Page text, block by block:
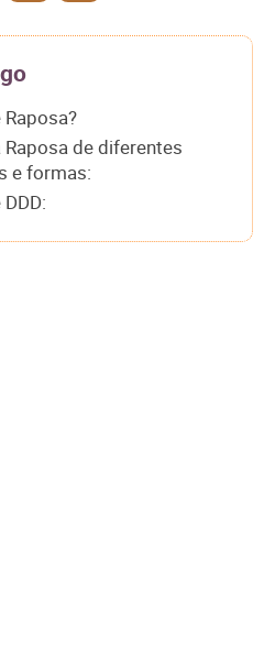
Raposa?
de diferentes
e formas: